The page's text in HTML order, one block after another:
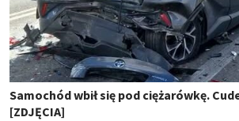
Samochód wbił się pod ciężarówkę.
[ZDJĘCIA]